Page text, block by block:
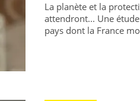
La planète et la
attendront... Une
pays dont la France